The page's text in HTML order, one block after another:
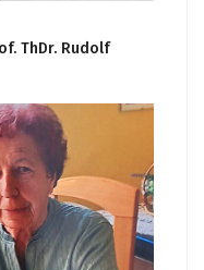
ThDr. Rudolf